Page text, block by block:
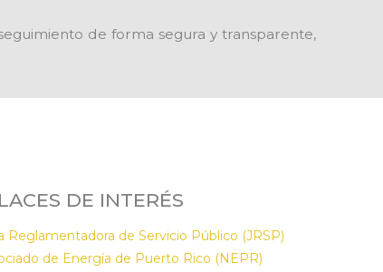
de forma segura y transparente,
DE INTERÉS
Reglamentadora de Servicio Público (JRSP)
de Energía de Puerto Rico (NEPR)